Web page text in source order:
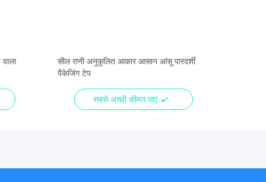
सील रानी अनुकूलित आकार आसान आंसू पारदर्शी
पैकेजिंग टेप
सबसे अच्छी कीमत पाएं